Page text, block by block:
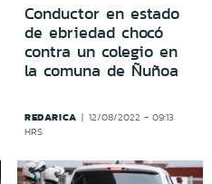
Conductor en estado
de ebriedad chocó
contra un colegio en
la comuna de Ñuñoa
REDARICA
12/08/2022 - 09:13
HRS